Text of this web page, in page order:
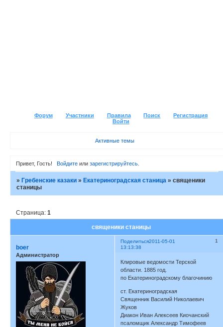
Форум Участники Правила Поиск
Регистрация
Войти
Активные темы
Привет, Гость! Войдитеили зарегистрируйтесь.
»Гребенские казаки »Екатериноградская станица »священики
станицы
священики станицы
Страница:1
Поделиться 1
2011-05-01
13:13:38
boer
Администратор
Клировые ведомости Терской
области. 1885 год.
по Екатериноградскому благочинию
ст. Екатериноградская
Священник Василий Николаевич
Жуков
Диакон Иван Алексеев Киочанский
псаломщик Александр Тимофеев